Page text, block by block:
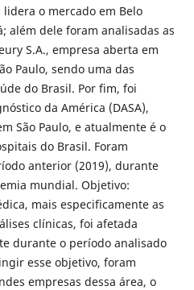
o mercado em Belo
além dele foram analisadas as
S.A., empresa aberta em
Paulo, sendo uma das
do Brasil. Por fim, foi
da América (DASA),
São Paulo, e atualmente é o
do Brasil. Foram
anterior (2019), durante
mundial. Objetivo:
mais especificamente as
clínicas, foi afetada
durante o período analisado
esse objetivo, foram
empresas dessa área, o